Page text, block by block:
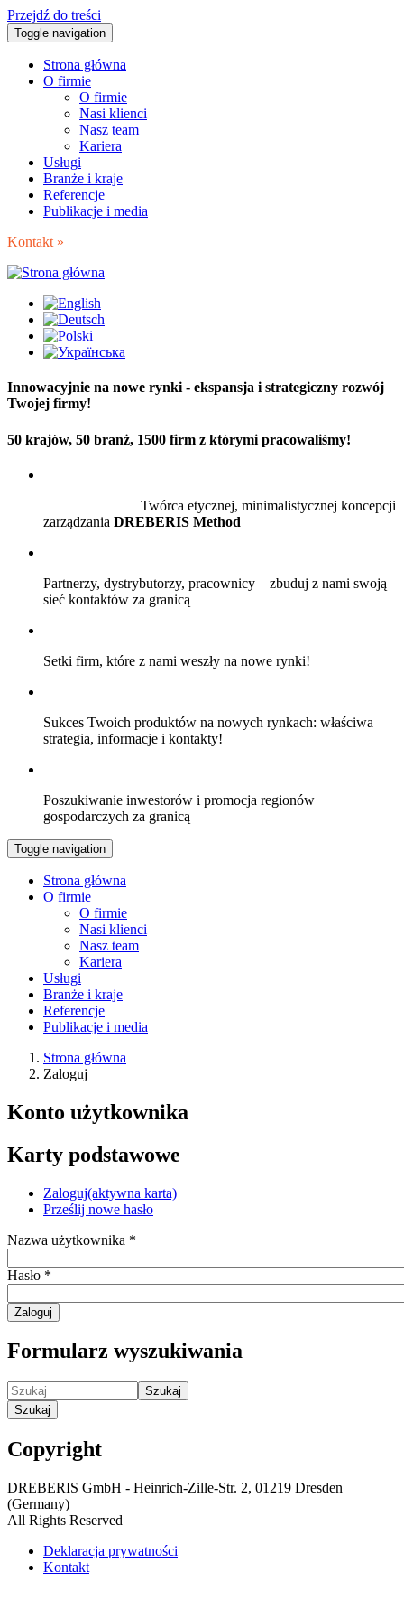
Przejdź do treści
Toggle navigation
Strona główna
O firmie
O firmie
Nasi klienci
Nasz team
Kariera
Usługi
Branże i kraje
Referencje
Publikacje i media
Kontakt »
Innowacyjnie na nowe rynki - ekspansja i strategiczny rozwój
Twojej firmy!
50 krajów, 50 branż, 1500 firm z którymi pracowaliśmy!
Twórca etycznej, minimalistycznej koncepcji
zarządzania DREBERIS Method
Partnerzy, dystrybutorzy, pracownicy – zbuduj z nami swoją
sieć kontaktów za granicą
Setki firm, które z nami weszły na nowe rynki!
Sukces Twoich produktów na nowych rynkach: właściwa
strategia, informacje i kontakty!
Poszukiwanie inwestorów i promocja regionów
gospodarczych za granicą
Toggle navigation
Strona główna
O firmie
O firmie
Nasi klienci
Nasz team
Kariera
Usługi
Branże i kraje
Referencje
Publikacje i media
Strona główna
Zaloguj
Konto użytkownika
Karty podstawowe
Zaloguj(aktywna karta)
Prześlij nowe hasło
Nazwa użytkownika *
Hasło *
Zaloguj
Formularz wyszukiwania
Szukaj
Szukaj
Copyright
DREBERIS GmbH - Heinrich-Zille-Str. 2, 01219 Dresden
(Germany)
All Rights Reserved
Deklaracja prywatności
Kontakt